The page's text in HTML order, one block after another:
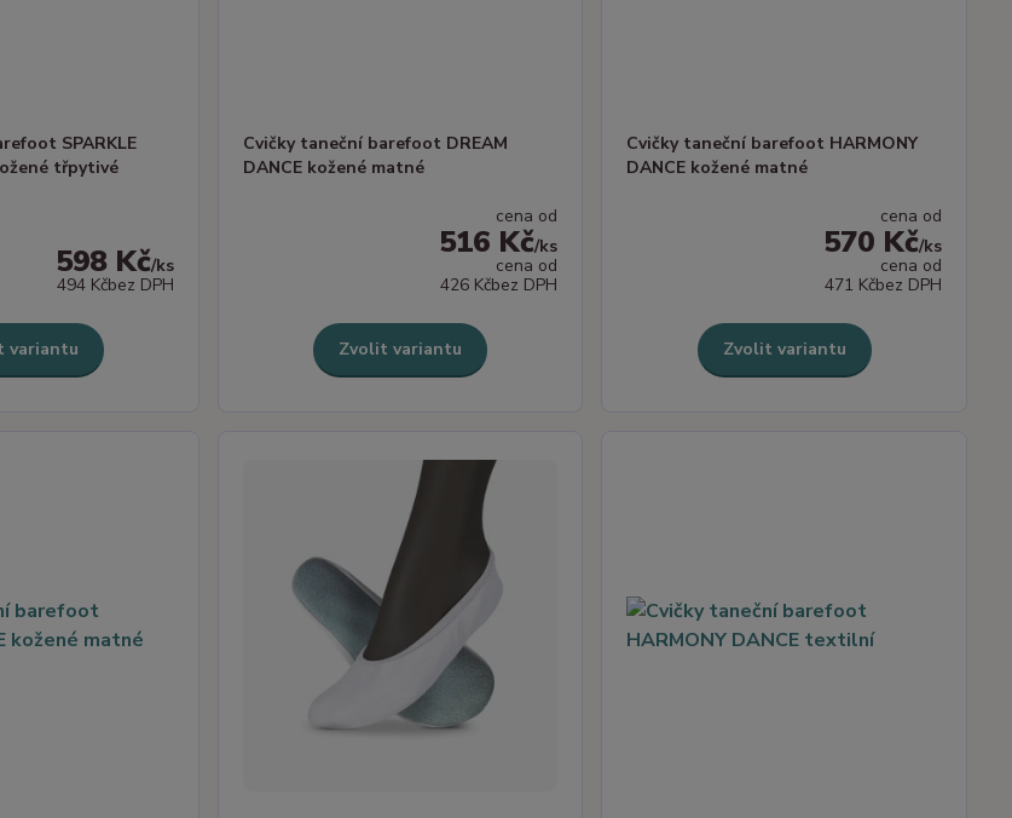
SPARKLE
třpytivé
598 Kč/ks
494 Kčbez DPH
variantu
Cvičky taneční barefoot DREAM
DANCE kožené matné
cena od
516 Kč/ks
cena od
426 Kčbez DPH
Zvolit variantu
Cvičky taneční barefoot HARMONY
DANCE kožené matné
cena od
570 Kč/ks
cena od
471 Kčbez DPH
Zvolit variantu